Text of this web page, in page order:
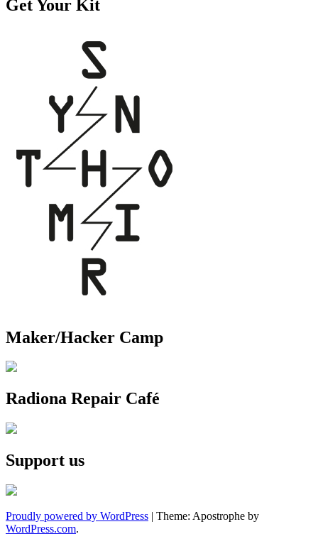
Get Your Kit
Maker/Hacker Camp
Radiona Repair Café
Support us
Proudly powered by WordPress | Theme: Apostrophe by
WordPress.com.